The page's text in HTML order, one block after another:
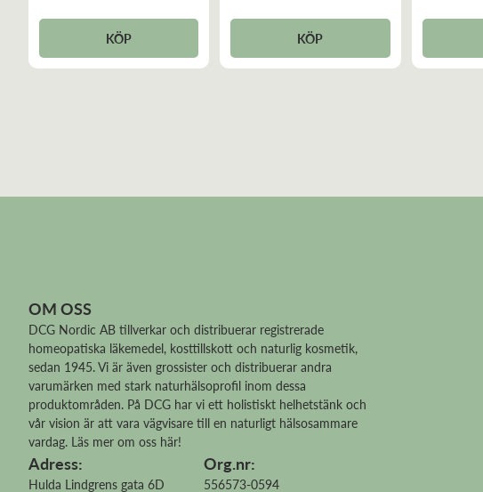
KÖP KÖP
OM OSS
DCG Nordic AB tillverkar och distribuerar registrerade
homeopatiska läkemedel, kosttillskott och naturlig kosmetik,
sedan 1945. Vi är även grossister och distribuerar andra
varumärken med stark naturhälsoprofil inom dessa
produktområden. På DCG har vi ett holistiskt helhetstänk och
vår vision är att vara vägvisare till en naturligt hälsosammare
vardag. Läs mer om oss här!
Adress:
Hulda Lindgrens gata 6D
Org.nr:
556573-0594